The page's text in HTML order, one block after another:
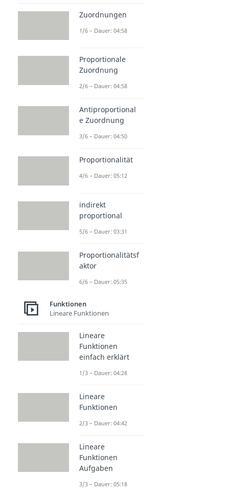
Zuordnungen
1/6 – Dauer: 04:58
Proportionale
Zuordnung
2/6 – Dauer: 04:58
Antiproportional
e Zuordnung
3/6 – Dauer: 04:50
Proportionalität
4/6 – Dauer: 05:12
indirekt
proportional
5/6 – Dauer: 03:31
Proportionalitätsf
aktor
6/6 – Dauer: 05:35
Funktionen
Lineare Funktionen
Lineare
Funktionen
einfach erklärt
1/3 – Dauer: 04:28
Lineare
Funktionen
2/3 – Dauer: 04:42
Lineare
Funktionen
Aufgaben
3/3 – Dauer: 05:18